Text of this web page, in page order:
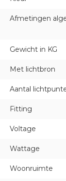
Afmetingen
Gewicht in KG
Met lichtbron
Aantal
Fitting
Voltage
Wattage
Woonruimte